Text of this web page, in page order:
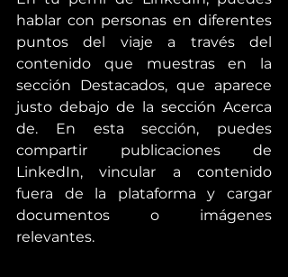
hablar con personas en diferentes
puntos del viaje a través del
contenido que muestras en la
sección Destacados, que aparece
justo debajo de la sección Acerca
de. En esta sección, puedes
compartir publicaciones de
LinkedIn, vincular a contenido
fuera de la plataforma y cargar
documentos o imágenes
relevantes.